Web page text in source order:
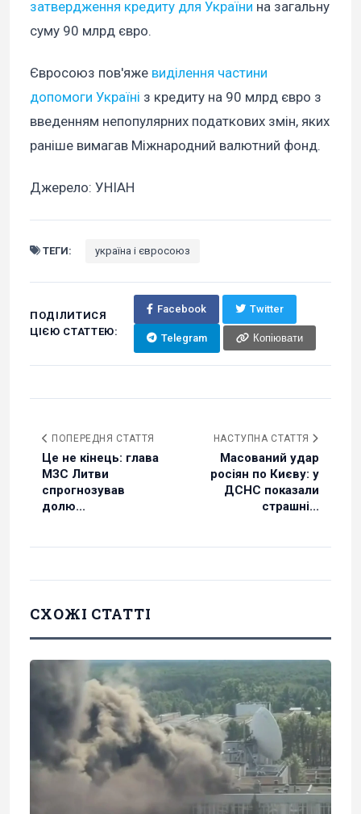
затвердження кредиту для України на загальну
суму 90 млрд євро.
Євросоюз пов'яже виділення частини
допомоги Україні з кредиту на 90 млрд євро з
введенням непопулярних податкових змін, яких
раніше вимагав Міжнародний валютний фонд.
Джерело: УНІАН
ТЕГИ: україна і євросоюз
ПОДІЛИТИСЯ
ЦІЄЮ СТАТТЕЮ:
Facebook Twitter
Telegram Копіювати
ПОПЕРЕДНЯ СТАТТЯ
Це не кінець: глава
МЗС Литви
спрогнозував
долю...
НАСТУПНА СТАТТЯ
Масований удар
росіян по Києву: у
ДСНС показали
страшні...
СХОЖІ СТАТТІ